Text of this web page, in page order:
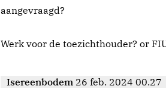
aangevraagd?
Werk voor de toezichthouder? or
Isereenbodem 26 feb. 2024 00.27